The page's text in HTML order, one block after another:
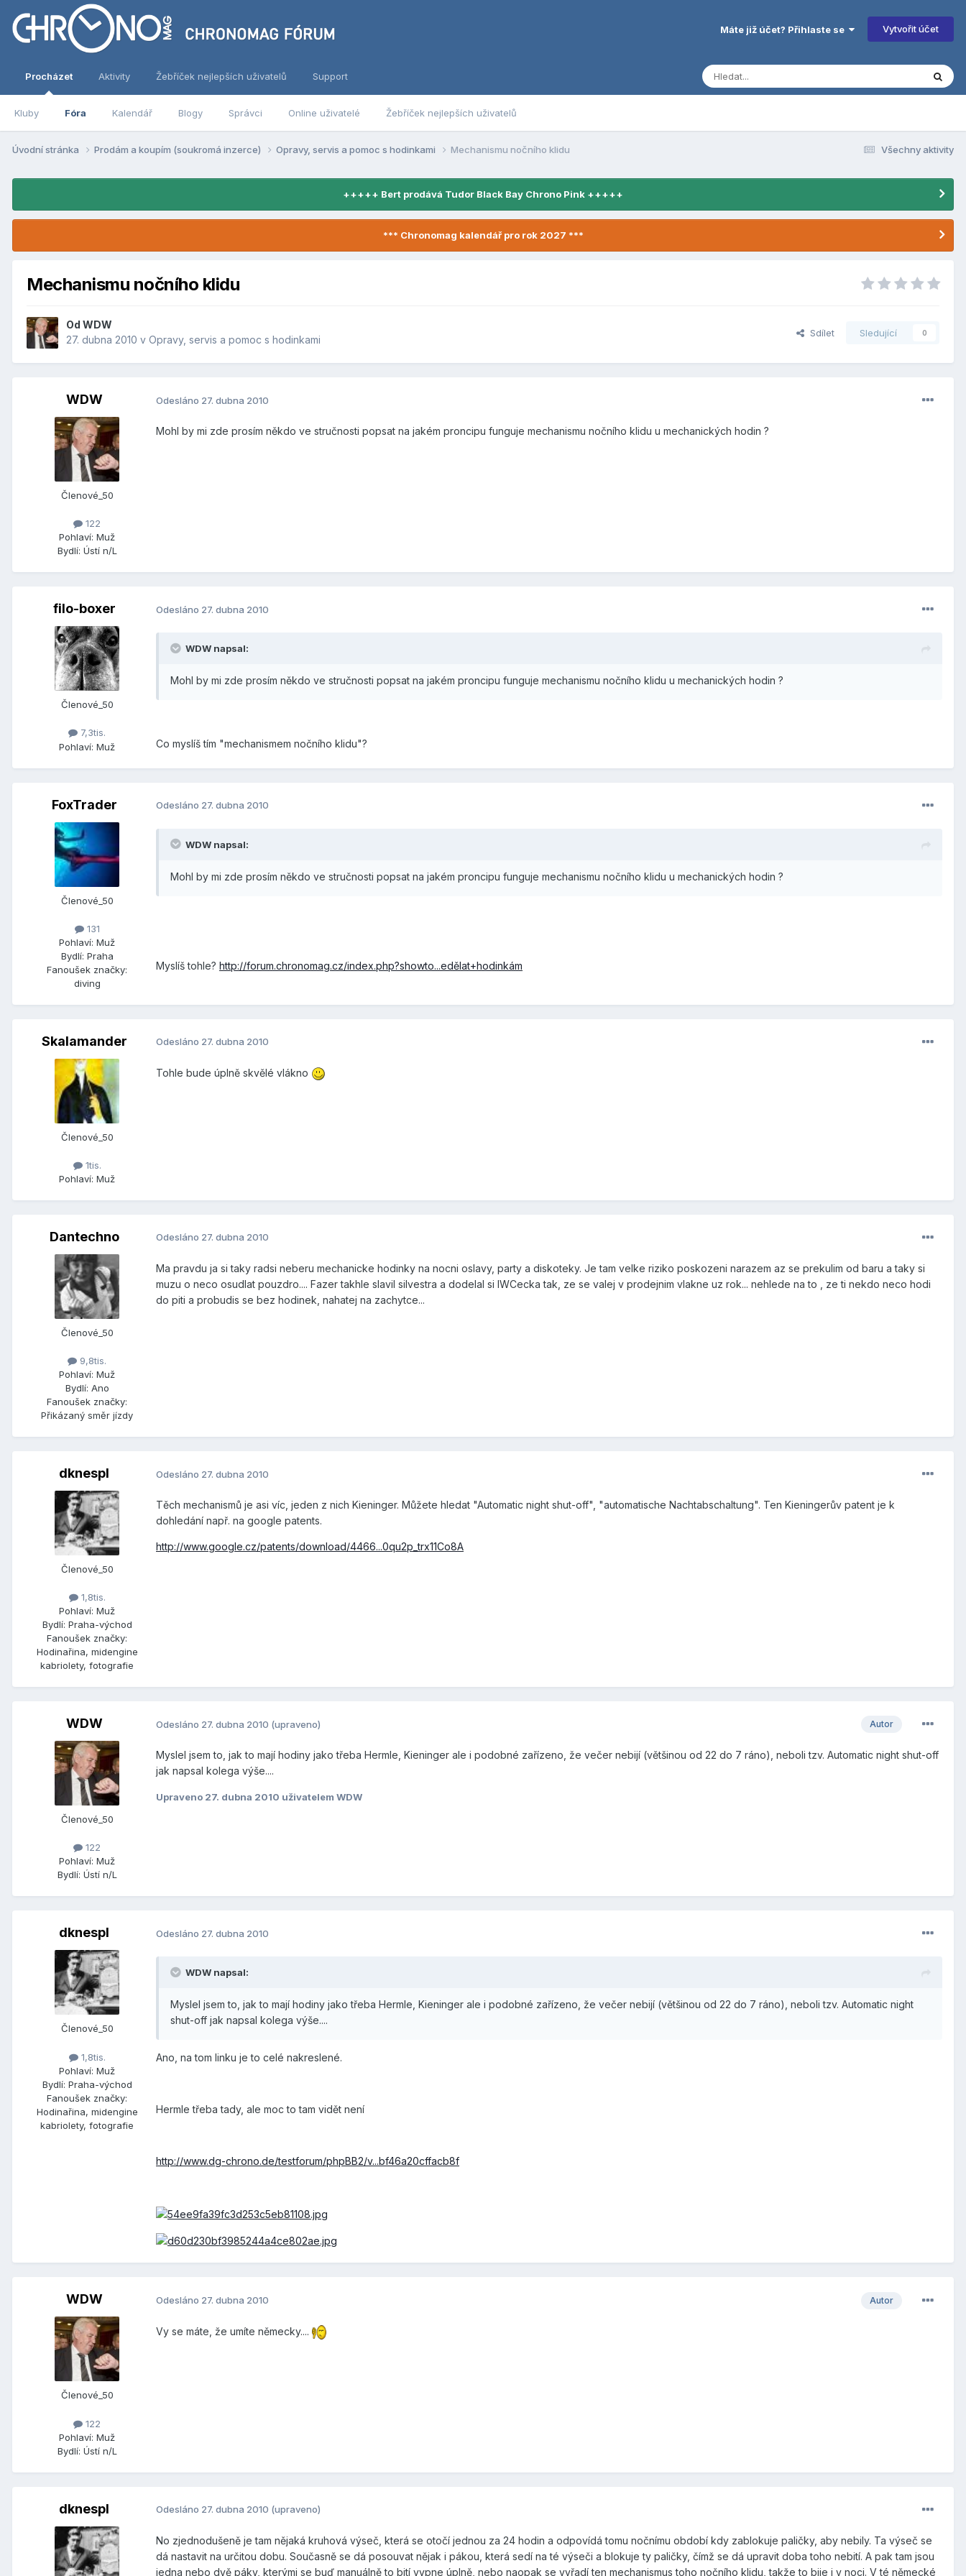
Máte již účet? Přihlaste se Vytvořit účet
Procházet
Kluby Fóra Kalendář Blogy Správci Online uživatelé Žebříček nejlepších uživatelů
Aktivity Žebříček nejlepších uživatelů Support
Všechny aktivity
Úvodní stránka Prodám a koupím (soukromá inzerce) Opravy, servis a pomoc s hodinkami Mechanismu nočního klidu
+++++ Bert prodává Tudor Black Bay Chrono Pink +++++
*** Chronomag kalendář pro rok 2027 ***
Mechanismu nočního klidu
Od WDW
27. dubna 2010 v Opravy, servis a pomoc s hodinkami
Sdílet Sledující 0
WDW
Členové_50
122
Pohlaví: Muž
Bydlí: Ústí n/L
Odesláno 27. dubna 2010
Mohl by mi zde prosím někdo ve stručnosti popsat na jakém proncipu funguje mechanismu nočního klidu u mechanických hodin ?
filo-boxer
Členové_50
7,3tis.
Pohlaví: Muž
Odesláno 27. dubna 2010
WDW napsal:
Mohl by mi zde prosím někdo ve stručnosti popsat na jakém proncipu funguje mechanismu nočního klidu u mechanických hodin ?
Co myslíš tím "mechanismem nočního klidu"?
FoxTrader
Členové_50
131
Pohlaví: Muž
Bydlí: Praha
Fanoušek značky:
diving
Odesláno 27. dubna 2010
WDW napsal:
Mohl by mi zde prosím někdo ve stručnosti popsat na jakém proncipu funguje mechanismu nočního klidu u mechanických hodin ?
Myslíš tohle? http://forum.chronomag.cz/index.php?showto...edělat+hodinkám
Skalamander
Členové_50
1tis.
Pohlaví: Muž
Odesláno 27. dubna 2010
Tohle bude úplně skvělé vlákno
Dantechno
Členové_50
9,8tis.
Pohlaví: Muž
Bydlí: Ano
Fanoušek značky:
Přikázaný směr jízdy
Odesláno 27. dubna 2010
Ma pravdu ja si taky radsi neberu mechanicke hodinky na nocni oslavy, party a diskoteky. Je tam velke riziko poskozeni narazem az se prekulim od baru a taky si
muzu o neco osudlat pouzdro.... Fazer takhle slavil silvestra a dodelal si IWCecka tak, ze se valej v prodejnim vlakne uz rok... nehlede na to , ze ti nekdo neco hodi
do piti a probudis se bez hodinek, nahatej na zachytce...
dknespl
Členové_50
1,8tis.
Pohlaví: Muž
Bydlí: Praha-východ
Fanoušek značky:
Hodinařina, midengine
kabriolety, fotografie
Odesláno 27. dubna 2010
Těch mechanismů je asi víc, jeden z nich Kieninger. Můžete hledat "Automatic night shut-off", "automatische Nachtabschaltung". Ten Kieningerův patent je k
dohledání např. na google patents.
http://www.google.cz/patents/download/4466...0qu2p_trx11Co8A
WDW
Členové_50
122
Pohlaví: Muž
Bydlí: Ústí n/L
Autor
Odesláno 27. dubna 2010 (upraveno)
Myslel jsem to, jak to mají hodiny jako třeba Hermle, Kieninger ale i podobné zařízeno, že večer nebijí (většinou od 22 do 7 ráno), neboli tzv. Automatic night shut-off
jak napsal kolega výše....
Upraveno 27. dubna 2010 uživatelem WDW
dknespl
Členové_50
1,8tis.
Pohlaví: Muž
Bydlí: Praha-východ
Fanoušek značky:
Hodinařina, midengine
kabriolety, fotografie
Odesláno 27. dubna 2010
WDW napsal:
Myslel jsem to, jak to mají hodiny jako třeba Hermle, Kieninger ale i podobné zařízeno, že večer nebijí (většinou od 22 do 7 ráno), neboli tzv. Automatic night
shut-off jak napsal kolega výše....
Ano, na tom linku je to celé nakreslené.
Hermle třeba tady, ale moc to tam vidět není
http://www.dg-chrono.de/testforum/phpBB2/v...bf46a20cffacb8f
WDW
Členové_50
122
Pohlaví: Muž
Bydlí: Ústí n/L
Autor
Odesláno 27. dubna 2010
Vy se máte, že umíte německy....
dknespl Odesláno 27. dubna 2010 (upraveno)
No zjednodušeně je tam nějaká kruhová výseč, která se otočí jednou za 24 hodin a odpovídá tomu nočnímu období kdy zablokuje paličky, aby nebily. Ta výseč se
dá nastavit na určitou dobu. Současně se dá posouvat nějak i pákou, která sedí na té výseči a blokuje ty paličky, čímž se dá upravit doba toho nebití. A pak tam jsou
jedna nebo dvě páky, kterými se buď manuálně to bití vypne úplně, nebo naopak se vyřadí ten mechanismus toho nočního klidu, takže to bije i v noci. V té německé